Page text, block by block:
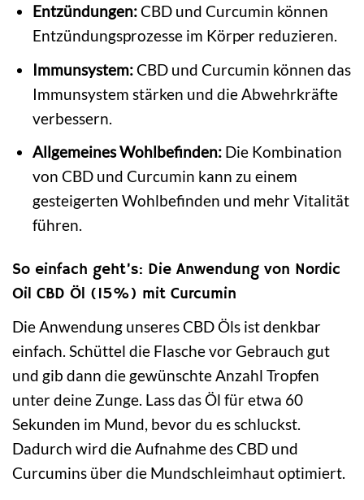
Entzündungen:CBD und Curcumin können
Entzündungsprozesse im Körper reduzieren.
Immunsystem:CBD und Curcumin können das
Immunsystem stärken und die Abwehrkräfte
verbessern.
Allgemeines Wohlbefinden: Die Kombination
von CBD und Curcumin kann zu einem
gesteigerten Wohlbefinden und mehr Vitalität
führen.
So einfach geht’s: Die Anwendung von Nordic
Oil CBD Öl (15%) mit Curcumin
Die Anwendung unseres CBD Öls ist denkbar
einfach. Schüttel die Flasche vor Gebrauch gut
und gib dann die gewünschte Anzahl Tropfen
unter deine Zunge. Lass das Öl für etwa 60
Sekunden im Mund, bevor du es schluckst.
Dadurch wird die Aufnahme des CBD und
Curcumins über die Mundschleimhaut optimiert.